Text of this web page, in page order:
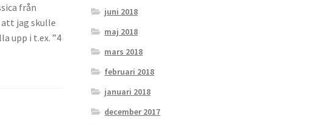
från
jag skulle
upp i t.ex. ”4
juni 2018
maj 2018
mars 2018
februari 2018
januari 2018
december 2017